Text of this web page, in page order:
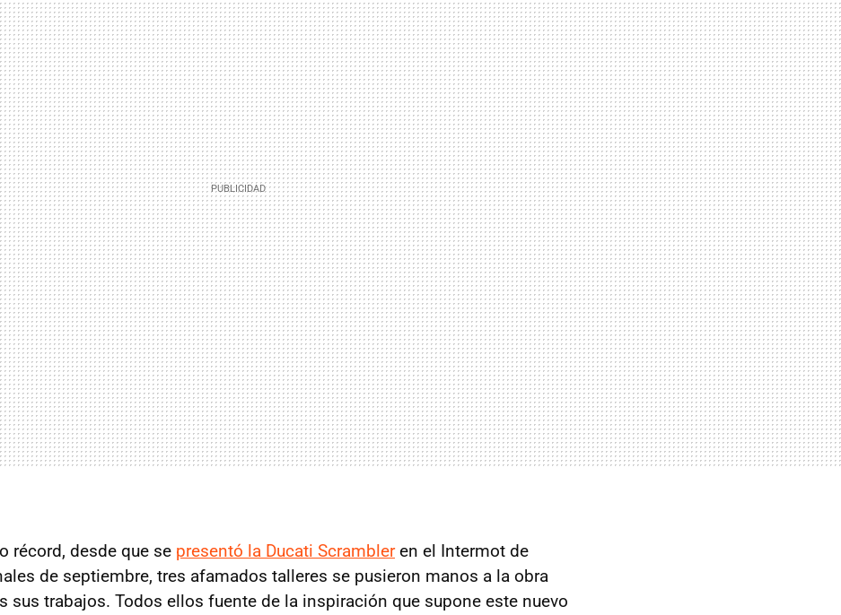
récord, desde que se presentó la Ducati Scrambleren el Intermot de
de septiembre, tres afamados talleres se pusieron manos a la obra
sus trabajos. Todos ellos fuente de la inspiración que supone este nuevo